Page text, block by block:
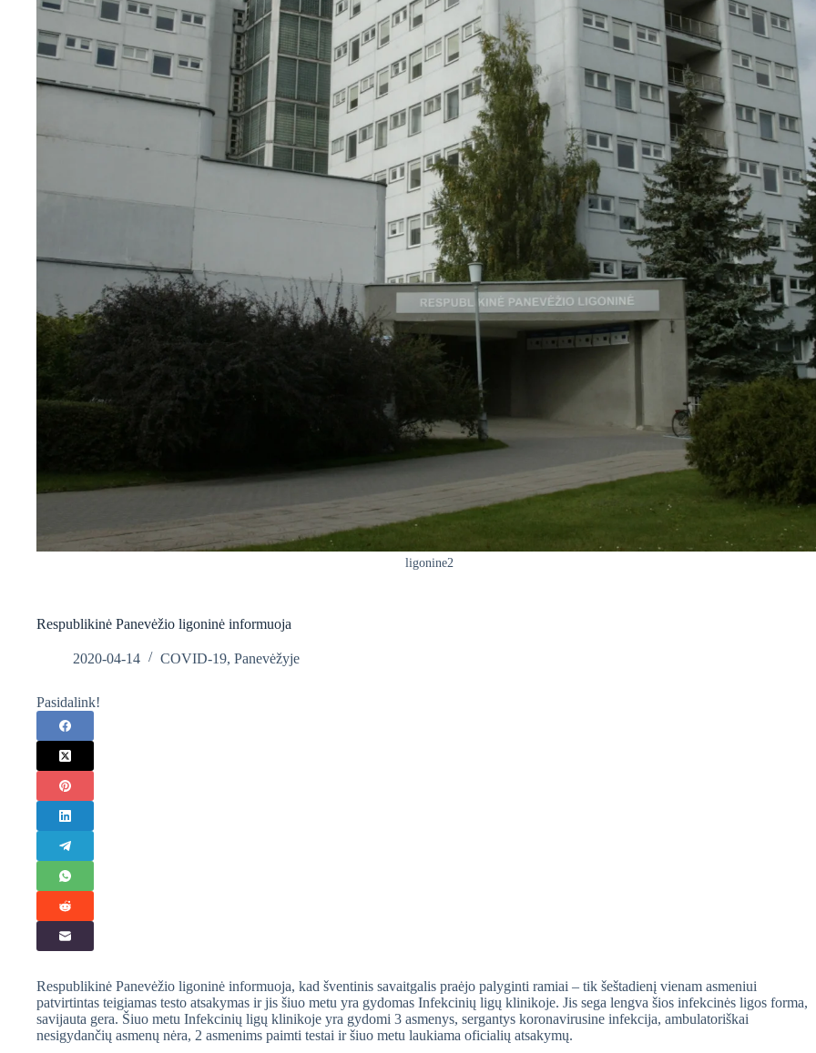
ligonine2
Respublikinė Panevėžio ligoninė informuoja
2020-04-14 COVID-19, Panevėžyje
Pasidalink!
Respublikinė Panevėžio ligoninė informuoja, kad šventinis savaitgalis praėjo palyginti ramiai – tik šeštadienį vienam asmeniui
patvirtintas teigiamas testo atsakymas ir jis šiuo metu yra gydomas Infekcinių ligų klinikoje. Jis sega lengva šios infekcinės ligos forma,
savijauta gera. Šiuo metu Infekcinių ligų klinikoje yra gydomi 3 asmenys, sergantys koronavirusine infekcija, ambulatoriškai
nesigydančių asmenų nėra, 2 asmenims paimti testai ir šiuo metu laukiama oficialių atsakymų.